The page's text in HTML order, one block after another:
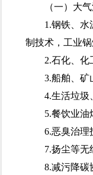
（一）大气
1.钢铁、水泥
制技术，工业
2.石化、化工
3.船舶、矿山
4.生活垃圾、
5.餐饮业油烟
6.恶臭治理
7.扬尘等无组
8.减污降碳协